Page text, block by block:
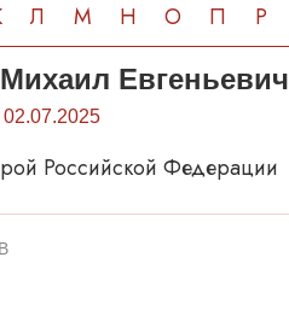
Л М Н О П Р
Евгеньевич
02.07.2025
Российской Федерации